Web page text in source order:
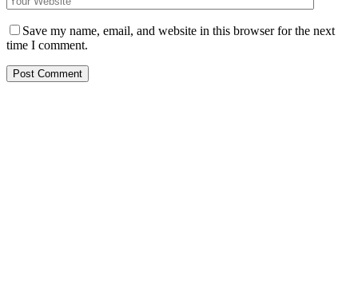
Save my name, email, and website in this browser for the next
time I comment.